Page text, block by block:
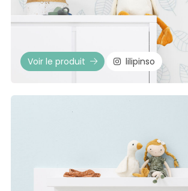
Voir le produit lilipinso